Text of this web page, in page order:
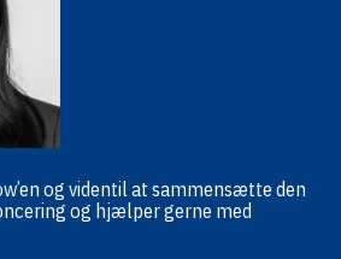
og videntil at sammensætte den
og hjælpergerne med